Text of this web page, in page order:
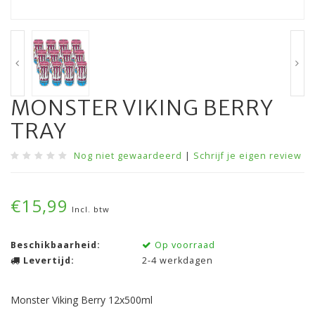
MONSTER VIKING BERRY
TRAY
Nog niet gewaardeerd | Schrijf je eigen review
€15,99 Incl. btw
Beschikbaarheid:
Op voorraad
Levertijd:
2-4 werkdagen
Monster Viking Berry 12x500ml